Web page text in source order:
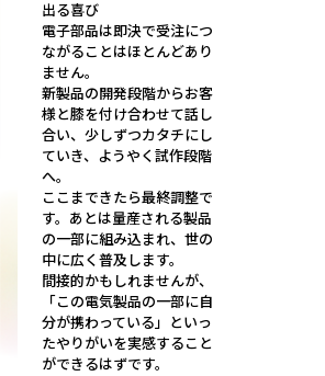
出る喜び
電子部品は即決で受注につ
ながることはほとんどあり
ません。
新製品の開発段階からお客
様と膝を付け合わせて話し
合い、少しずつカタチにし
ていき、ようやく試作段階
へ。
ここまできたら最終調整で
す。あとは量産される製品
の一部に組み込まれ、世の
中に広く普及します。
間接的かもしれませんが、
「この電気製品の一部に自
分が携わっている」といっ
たやりがいを実感すること
ができるはずです。